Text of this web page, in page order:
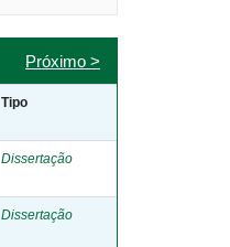
Próximo >
Tipo
Dissertação
Dissertação